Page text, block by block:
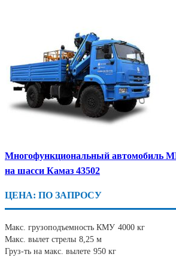
Многофункциональный
на шасси Камаз 43502
ЦЕНА: ПО ЗАПРОСУ
Макс. грузоподъемность КМУ 4000 кг
Макс. вылет стрелы 8,25 м
Груз-ть на макс. вылете 950 кг